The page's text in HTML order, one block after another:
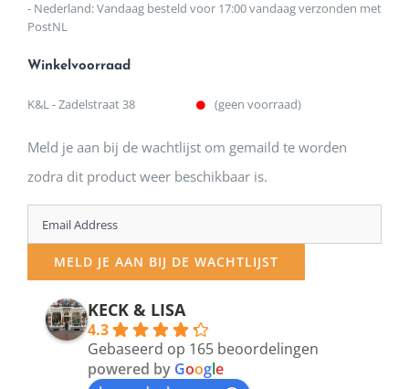
- Nederland: Vandaag besteld voor 17:00 vandaag verzonden met
PostNL
Winkelvoorraad
K&L - Zadelstraat 38 (geen voorraad)
Meld je aan bij de wachtlijst om gemaild te worden
zodra dit product weer beschikbaar is.
Enter
your
email
address
MELD JE AAN BIJ DE WACHTLIJST
KECK & LISA
4.3
Gebaseerd op 165 beoordelingen
powered by Google